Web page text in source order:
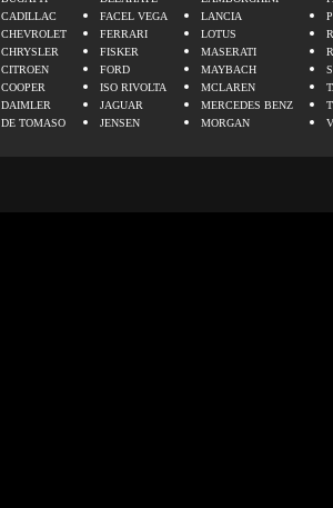
CADILLAC
CHEVROLET
CHRYSLER
CITROEN
COOPER
DAIMLER
DE TOMASO
FACEL VEGA
FERRARI
FISKER
FORD
ISO RIVOLTA
JAGUAR
JENSEN
LANCIA
LOTUS
MASERATI
MAYBACH
MCLAREN
MERCEDES BENZ
MORGAN